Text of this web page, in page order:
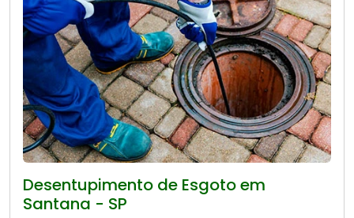
Desentupimento de Esgoto em
Santana - SP